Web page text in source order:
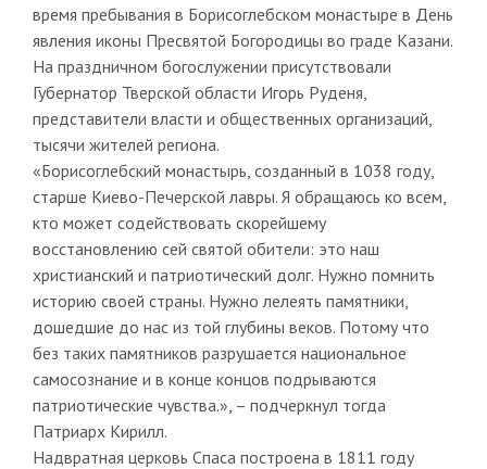
время пребывания в Борисоглебском монастыре в День
явления иконы Пресвятой Богородицы во граде Казани.
На праздничном богослужении присутствовали
Губернатор Тверской области Игорь Руденя,
представители власти и общественных организаций,
тысячи жителей региона.
«Борисоглебский монастырь, созданный в 1038 году,
старше Киево-Печерской лавры. Я обращаюсь ко всем,
кто может содействовать скорейшему
восстановлению сей святой обители: это наш
христианский и патриотический долг. Нужно помнить
историю своей страны. Нужно лелеять памятники,
дошедшие до нас из той глубины веков. Потому что
без таких памятников разрушается национальное
самосознание и в конце концов подрываются
патриотические чувства.», – подчеркнул тогда
Патриарх Кирилл.
Надвратная церковь Спаса построена в 1811 году